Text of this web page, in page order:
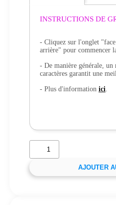
INSTRUCTIONS DE
- Cliquez sur l'onglet
arrière" pour commencer
- De manière générale,
caractères garantit une
- Plus d'information ici.
AJOUTER